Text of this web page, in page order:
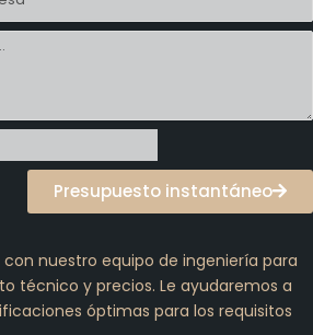
Presupuesto instantáneo
nuestro equipo de ingeniería para
técnico y precios. Le ayudaremos a
óptimas para los requisitos